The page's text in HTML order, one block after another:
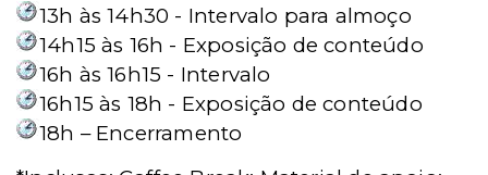
13h às 14h30 - Intervalo para almoço
14h15 às 16h - Exposição de conteúdo
16h às 16h15 - Intervalo
16h15 às 18h - Exposição de conteúdo
18h – Encerramento